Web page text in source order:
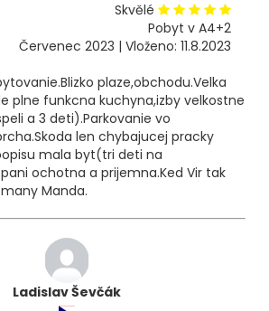
Skvělé
Pobyt v A4+2
Červenec 2023 | Vloženo: 11.8.2023
plaze,obchodu.Velka
plne funkcna kuchyna,izby velkostne
a 3 deti).Parkovanie vo
len chybajucej pracky
mala byt(tri deti na
ochotna a prijemna.Ked Vir tak
Manda.
Ladislav Ševčák